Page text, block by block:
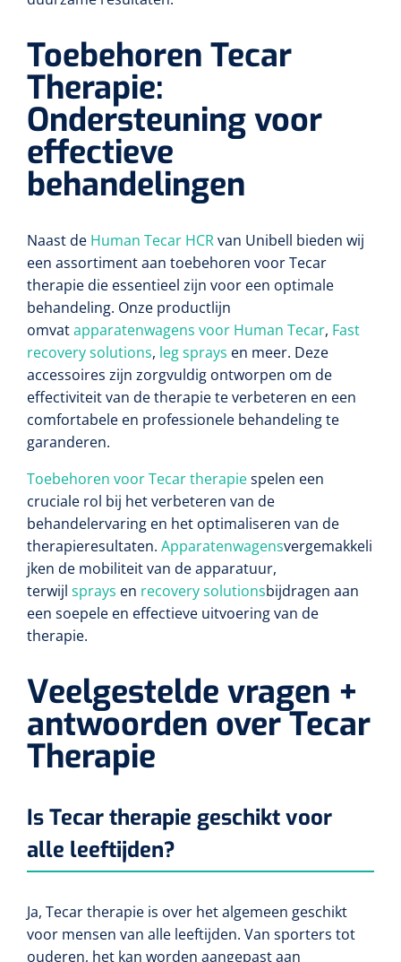
Toebehoren Tecar
Therapie:
Ondersteuning voor
effectieve
behandelingen
Naast de Human Tecar HCRvan Unibell bieden wij
een assortiment aan toebehoren voor Tecar
therapie die essentieel zijn voor een optimale
behandeling. Onze productlijn
omvatapparatenwagens voor Human Tecar, Fast
recovery solutions, leg sprays en meer. Deze
accessoires zijn zorgvuldig ontworpen om de
effectiviteit van de therapie te verbeteren en een
comfortabele en professionele behandeling te
garanderen.
Toebehoren voor Tecar therapiespelen een
cruciale rol bij het verbeteren van de
behandelervaring en het optimaliseren van de
therapieresultaten. Apparatenwagensvergemakkeli
jken de mobiliteit van de apparatuur,
terwijl sprays en recovery solutionsbijdragen aan
een soepele en effectieve uitvoering van de
therapie.
Veelgestelde vragen +
antwoorden over Tecar
Therapie
Is Tecar therapie geschikt voor
alle leeftijden?
Ja, Tecar therapie is over het algemeen geschikt
voor mensen van alle leeftijden. Van sporters tot
ouderen, het kan worden aangepast aan